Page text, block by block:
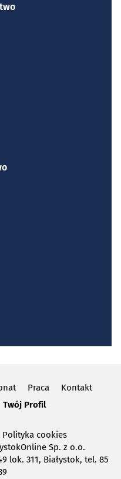
Praca
Kontakt
Twój Profil
Polityka cookies
Sp. z o.o.
lok. 311, Białystok, tel. 85